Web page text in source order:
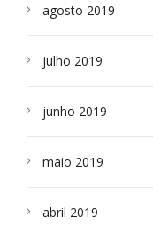
agosto 2019
julho 2019
junho 2019
maio 2019
abril 2019